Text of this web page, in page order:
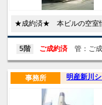
★成約済★ 本ビルの空室情
5階 ご成約済 管：ご成
明産新川
事務所